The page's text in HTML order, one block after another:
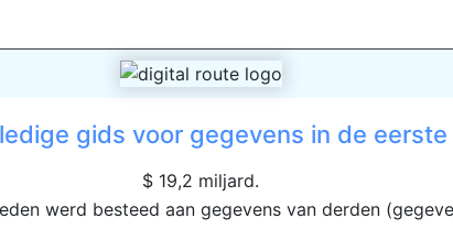
gids voor gegevens in de eerste
$ 19,2 miljard.
werd besteed aan gegevens van derden